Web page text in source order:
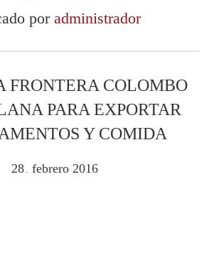
por administrador
FRONTERA COLOMBO
PARA EXPORTAR
Y COMIDA
28 . febrero 2016